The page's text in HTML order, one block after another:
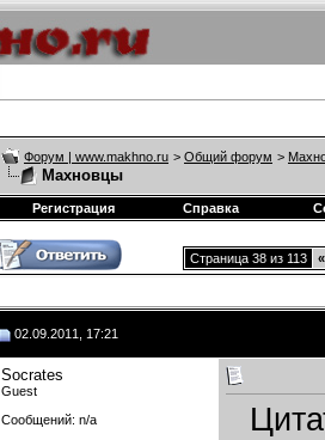
Форум | www.makhno.ru > Общий форум >
Махновцы
Регистрация Справка
Страница 38 из 113 «
02.09.2011, 17:21
Socrates
Guest
Сообщений: n/a